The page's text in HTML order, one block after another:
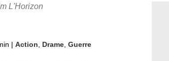
L'Horizon
| Action Drame, Guerre